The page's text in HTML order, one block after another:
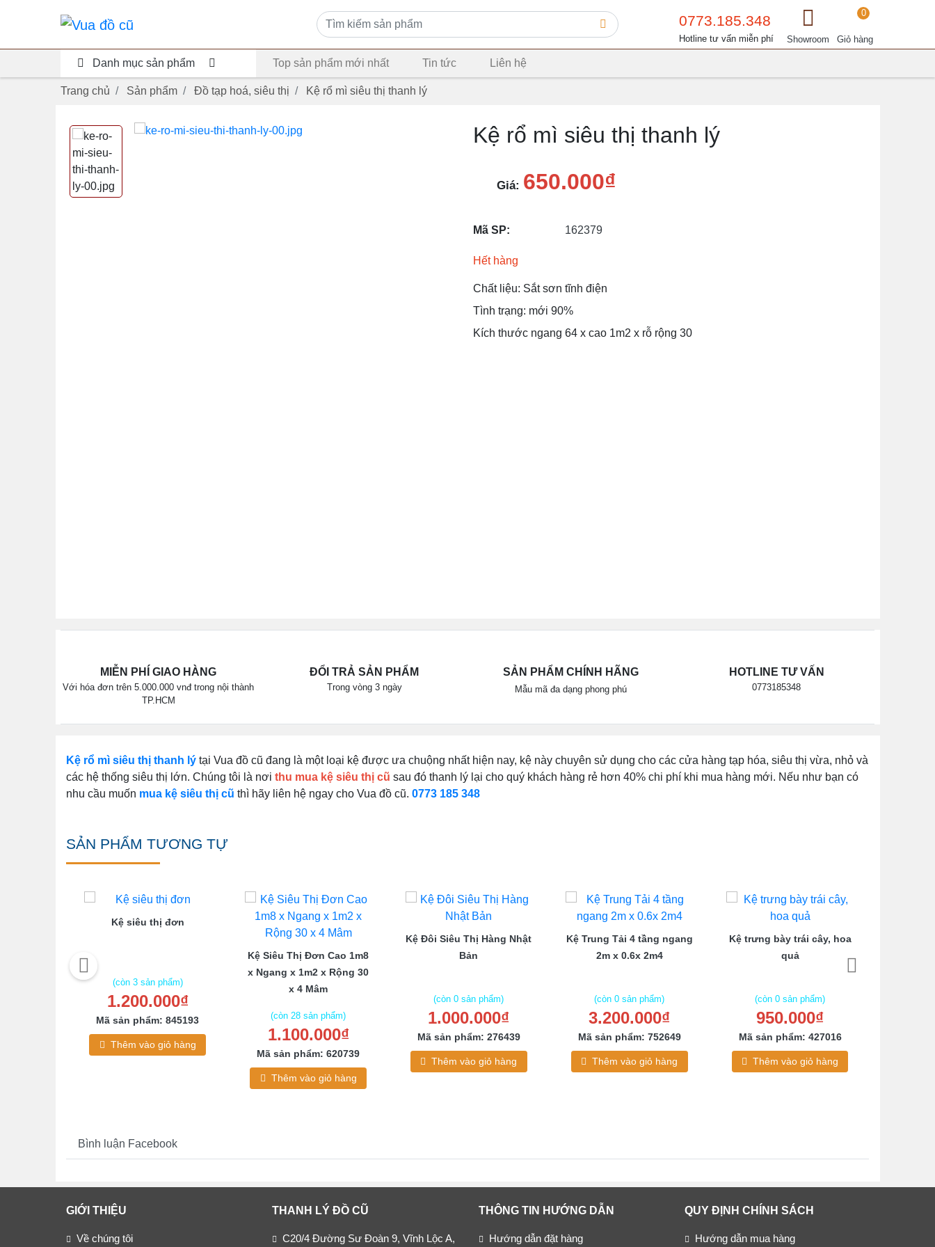
0
Giỏ hàng
Showroom
0773.185.348
Hotline tư vấn miễn phí
Danh mục sản phẩm Top sản phẩm mới nhất Tin tức Liên hệ
Trang chủ Sản phẩm Đồ tạp hoá, siêu thị Kệ rổ mì siêu thị thanh lý
Kệ rổ mì siêu thị thanh lý
Giá: 650.000₫
Mã SP: 162379
Hết hàng
Chất liệu: Sắt sơn tĩnh điện
Tình trạng: mới 90%
Kích thước ngang 64 x cao 1m2 x rỗ rộng 30
MIỄN PHÍ GIAO HÀNG
Với hóa đơn trên 5.000.000 vnđ trong nội thành
TP.HCM
ĐỔI TRẢ SẢN PHẨM
Trong vòng 3 ngày
SẢN PHẨM CHÍNH HÃNG
Mẫu mã đa dạng phong phú
HOTLINE TƯ VẤN
0773185348
Kệ rổ mì siêu thị thanh lý tại Vua đồ cũ đang là một loại kệ được ưa chuộng nhất hiện nay, kệ này chuyên sử dụng cho các cửa hàng tạp hóa, siêu thị vừa, nhỏ và
các hệ thống siêu thị lớn. Chúng tôi là nơi thu mua kệ siêu thị cũ sau đó thanh lý lại cho quý khách hàng rẻ hơn 40% chi phí khi mua hàng mới. Nếu như bạn có
nhu cầu muốn mua kệ siêu thị cũ thì hãy liên hệ ngay cho Vua đồ cũ. 0773 185 348
SẢN PHẨM TƯƠNG TỰ
Kệ siêu thị đơn
(còn 3 sản phẩm)
1.200.000₫
Mã sản phẩm: 845193
Thêm vào giỏ hàng
Kệ Siêu Thị Đơn Cao 1m8
x Ngang x 1m2 x Rộng 30
x 4 Mâm
(còn 28 sản phẩm)
1.100.000₫
Mã sản phẩm: 620739
Thêm vào giỏ hàng
Kệ Đôi Siêu Thị Hàng Nhật
Bản
(còn 0 sản phẩm)
1.000.000₫
Mã sản phẩm: 276439
Thêm vào giỏ hàng
Kệ Trung Tải 4 tầng ngang
2m x 0.6x 2m4
(còn 0 sản phẩm)
3.200.000₫
Mã sản phẩm: 752649
Thêm vào giỏ hàng
Kệ trưng bày trái cây, hoa
quả
(còn 0 sản phẩm)
950.000₫
Mã sản phẩm: 427016
Thêm vào giỏ hàng
Bình luận Facebook
GIỚI THIỆU
Về chúng tôi
THANH LÝ ĐỒ CŨ
C20/4 Đường Sư Đoàn 9, Vĩnh Lộc A,
THÔNG TIN HƯỚNG DẪN
Hướng dẫn đặt hàng
QUY ĐỊNH CHÍNH SÁCH
Hướng dẫn mua hàng